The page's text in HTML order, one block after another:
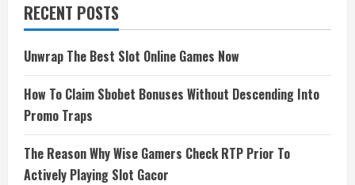
RECENT POSTS
Unwrap The Best Slot Online Games Now
How To Claim Sbobet Bonuses Without Descending Into
Promo Traps
The Reason Why Wise Gamers Check RTP Prior To
Actively Playing Slot Gacor